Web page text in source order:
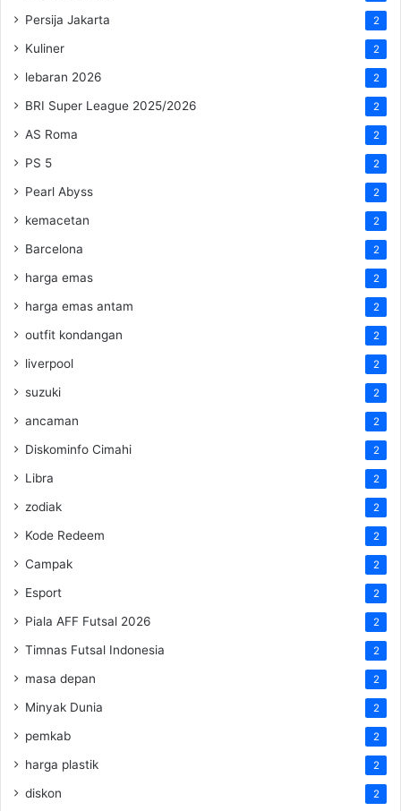
Persija Jakarta 2
Kuliner 2
lebaran 2026 2
BRI Super League 2025/2026 2
AS Roma 2
PS 5 2
Pearl Abyss 2
kemacetan 2
Barcelona 2
harga emas 2
harga emas antam 2
outfit kondangan 2
liverpool 2
suzuki 2
ancaman 2
Diskominfo Cimahi 2
Libra 2
zodiak 2
Kode Redeem 2
Campak 2
Esport 2
Piala AFF Futsal 2026 2
Timnas Futsal Indonesia 2
masa depan 2
Minyak Dunia 2
pemkab 2
harga plastik 2
diskon 2